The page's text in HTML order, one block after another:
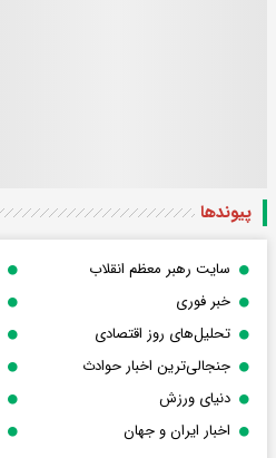
پیوندها
سایت رهبر معظم انقلاب
خبر فوری
تحلیل‌های روز اقتصادی
جنجالی‌ترین اخبار حوادث
دنیای ورزش
اخبار ایران و جهان